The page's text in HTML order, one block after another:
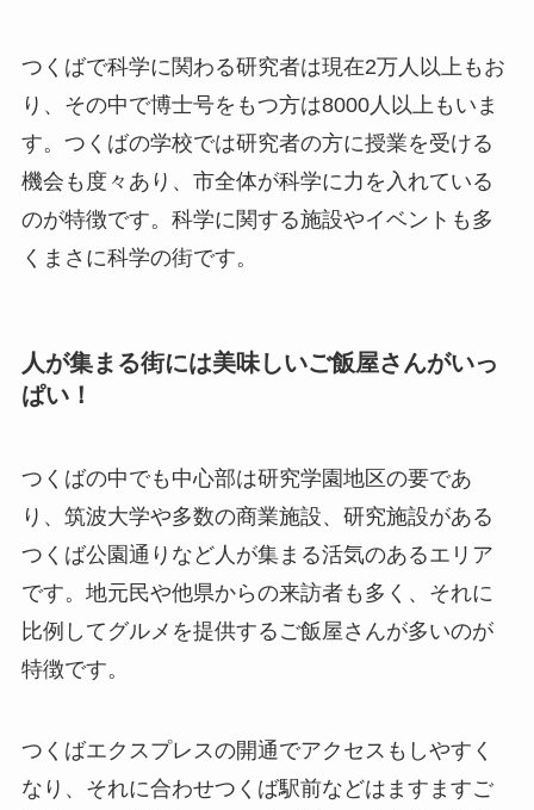
つくばで科学に関わる研究者は現在2万人以上もお
り、その中で博士号をもつ方は8000人以上もいま
す。つくばの学校では研究者の方に授業を受ける
機会も度々あり、市全体が科学に力を入れている
のが特徴です。科学に関する施設やイベントも多
くまさに科学の街です。
人が集まる街には美味しいご飯屋さんがいっ
ぱい！
つくばの中でも中心部は研究学園地区の要であ
り、筑波大学や多数の商業施設、研究施設がある
つくば公園通りなど人が集まる活気のあるエリア
です。地元民や他県からの来訪者も多く、それに
比例してグルメを提供するご飯屋さんが多いのが
特徴です。
つくばエクスプレスの開通でアクセスもしやすく
なり、それに合わせつくば駅前などはますますご